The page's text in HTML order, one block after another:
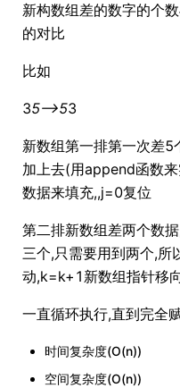
新构数组差的数字的个
的对比
比如
35-->53
新数组第一排第一次差5
加上去(用append函数
数据来填充,,j=0复位
第二排新数组差两个数
三个,只需要用到两个,
动,k=k+1新数组指针移
一直循环执行,直到完全
时间复杂度(O(n))
空间复杂度(O(n))